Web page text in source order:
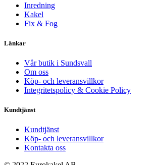
Inredning
Kakel
Fix & Fog
Länkar
Vår butik i Sundsvall
Om oss
Köp- och leveransvillkor
Integritetspolicy & Cookie Policy
Kundtjänst
Kundtjänst
Köp- och leveransvillkor
Kontakta oss